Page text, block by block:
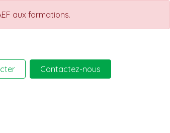
aux formations.
Contactez-nous